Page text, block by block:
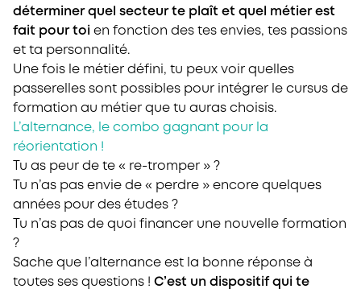
déterminer quel secteur te plaît et quel métier est
fait pour toi en fonction des tes envies, tes passions
et ta personnalité.
Une fois le métier défini, tu peux voir quelles
passerelles sont possibles pour intégrer le cursus de
formation au métier que tu auras choisis.
L’alternance, le combo gagnant pour la
réorientation !
Tu as peur de te « re-tromper » ?
Tu n’as pas envie de « perdre » encore quelques
années pour des études ?
Tu n’as pas de quoi financer une nouvelle formation
?
Sache que l’alternance est la bonne réponse à
toutes ses questions ! C’est un dispositif qui te